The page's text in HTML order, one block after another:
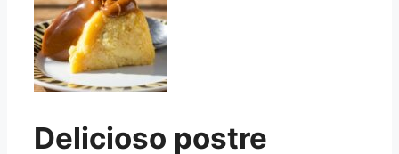
Delicioso postre